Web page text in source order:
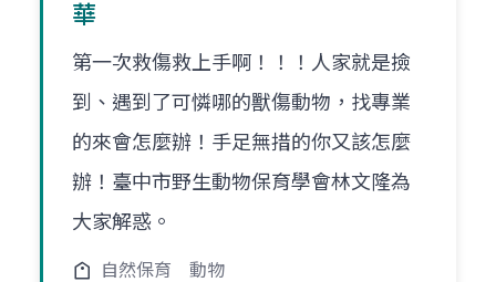
華
第一次救傷救上手啊！！！人家就是撿
到、遇到了可憐哪的獸傷動物，找專業
的來會怎麼辦！手足無措的你又該怎麼
辦！臺中市野生動物保育學會林文隆為
大家解惑。
自然保育 動物